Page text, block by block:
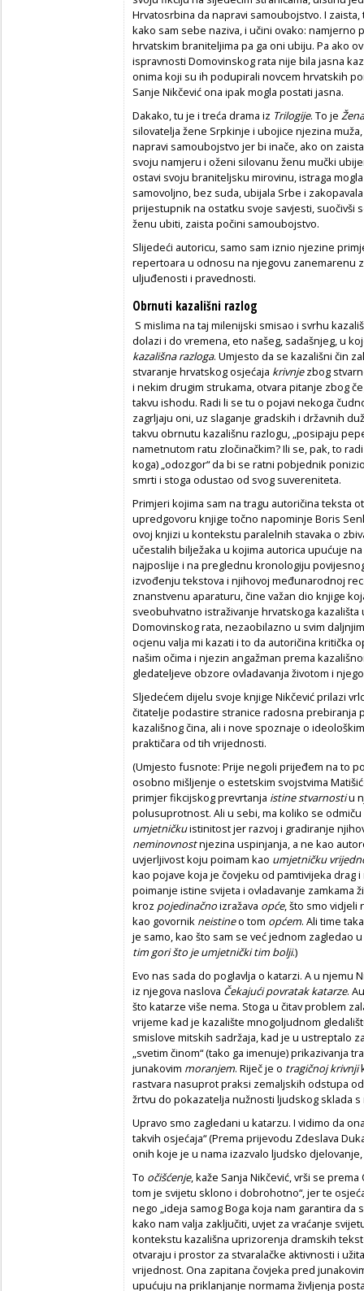
Hrvatosrbina da napravi samoubojstvo. I zaista,
kako sam sebe naziva, i učini ovako:
hrvatskim braniteljima pa ga oni ubiju. Pa ako
ispravnosti Domovinskog rata nije bila jasna
onima koji su ih podupirali novcem hrvatskih
Sanje Nikčević ona ipak mogla postati jasna.
Dakako, tu je i treća drama iz Trilogije. To je
silovatelja žene Srpkinje i ubojice njezina
napravi samoubojstvo jer bi inače, ako on
svoju namjeru i oženi silovanu ženu mučki
ostavi svoju braniteljsku mirovinu,istraga
samovoljno, bez suda, ubijala Srbe i
prijestupnik na ostatku svoje savjesti, suočivši
ženu ubiti, zaista počini samoubojstvo.
Slijedeći autoricu, samo sam iznio njezine
repertoara u odnosu na njegovu zanemarenu
uljuđenosti i pravednosti.
Obrnuti kazališni razlog
S mislima na taj milenijski smisao i svrhu
dolazi i do vremena, eto našeg, sadašnjeg, u
kazališna razloga. Umjesto da se kazališni čin
stvaranje hrvatskog osjećaja krivnjezbog
i nekim drugim strukama, otvara pitanje zbog
takvu ishodu. Radi li se tu o pojavi nekoga
zagrljaju oni, uz slaganje gradskih i državnih
takvu obrnutu kazališnu razlogu, „posipaju
nametnutom ratu zločinačkim? Ili se, pak, to
koga) „odozgor“ da bi se ratni pobjednik
smrti i stoga odustao od svog suvereniteta.
Primjeri kojima sam na tragu autoričina teksta
upredgovoru knjige točno napominje Boris
ovoj knjizi u kontekstu paralelnih stavaka o
učestalih bilježaka u kojima autorica upućuje
najposlije i na preglednu kronologiju
izvođenju tekstova i njihovoj međunarodnoj
znanstvenu aparaturu, čine važan dio knjige
sveobuhvatno istraživanje hrvatskoga
Domovinskog rata, nezaobilazno u svim
ocjenu valja mi kazati i to da autoričina kritička
našim očima i njezin angažman prema
gledateljeve obzore ovladavanja životom i
Sljedećem dijelu svoje knjige Nikčević prilazi
čitatelje podastire stranice radosna prebiranja
kazališnog čina, ali i nove spoznaje o
praktičara od tih vrijednosti.
(Umjesto fusnote: Prije negoli prijeđem na to
osobno mišljenje o estetskim svojstvima
primjer fikcijskog prevrtanja istine stvarnostiu
polusuprotnost. Ali u sebi, ma koliko se
umjetničkuistinitost jer razvoj i gradiranje
neminovnostnjezina uspinjanja, a ne kao
uvjerljivost koju poimam kao umjetničku
kao pojave koja je čovjeku od pamtivijeka drag
poimanje istine svijeta i ovladavanje zamkama
kroz pojedinačnoizražava opće, što smo vidjeli
kao govornik neistineo tom općem. Ali time
je samo, kao što sam se već jednom zagledao
tim gori što je umjetnički tim bolji.)
Evo nas sada do poglavlja o katarzi. A u njemu
iz njegova naslova Čekajući povratak katarze.
što katarze više nema. Stoga u čitav problem
vrijeme kad je kazalište mnogoljudnom
smislove mitskih sadržaja, kad je u ustreptalo
„svetim činom“ (tako ga imenuje) prikazivanja
junakovim moranjem. Riječ je o tragičnoj krivnji
rastvara nasuprot praksi zemaljskih odstupa
žrtvu do pokazatelja nužnosti ljudskog sklada s
Upravo smo zagledani u katarzu. I vidimo da
takvih osjećaja“ (Prema prijevodu Zdeslava
onih koje je u nama izazvalo ljudsko
To očišćenje, kaže Sanja Nikčević, vrši se
tom je svijetu sklono i dobrohotno“, jer te
nego „ideja samog Boga koja nam garantira da
kako nam valja zaključiti, uvjet za vraćanje
kontekstu kazališna uprizorenja dramskih
otvaraju i prostor za stvaralačke aktivnosti i
vrijednost. Ona zapitana čovjeka pred
upućuju na priklanjanje normama življenja